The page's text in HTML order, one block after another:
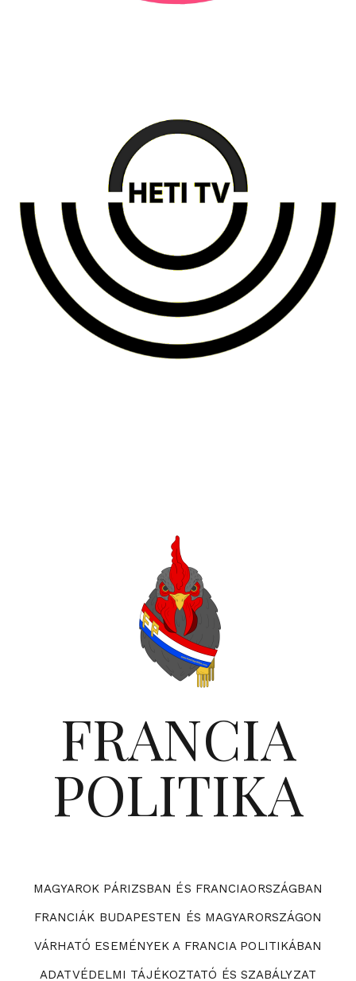
FRANCIA
POLITIKA
MAGYAROK PÁRIZSBAN ÉS FRANCIAORSZÁGBAN
FRANCIÁK BUDAPESTEN ÉS MAGYARORSZÁGON
VÁRHATÓ ESEMÉNYEK A FRANCIA POLITIKÁBAN
ADATVÉDELMI TÁJÉKOZTATÓ ÉS SZABÁLYZAT